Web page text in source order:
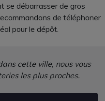
se débarrasser de gros
de téléphoner
pour le dépôt.
cette ville, nous vous
les plus proches.